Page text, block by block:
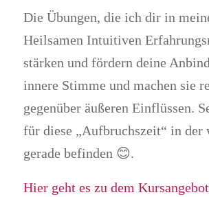
Die Übungen, die ich dir in
Heilsamen Intuitiven
stärken und fördern deine
innere Stimme und machen sie
gegenüber äußeren Einflüssen.
für diese „Aufbruchszeit“ in der
gerade befinden 😊.
Hier geht es zu dem Kursangebot